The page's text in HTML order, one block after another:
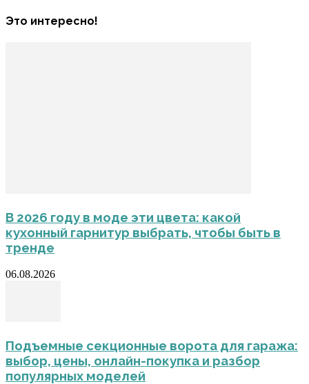
Это интересно!
В 2026 году в моде эти цвета: какой
кухонный гарнитур выбрать, чтобы быть в
тренде
06.08.2026
Подъемные секционные ворота для гаража:
выбор, цены, онлайн-покупка и разбор
популярных моделей